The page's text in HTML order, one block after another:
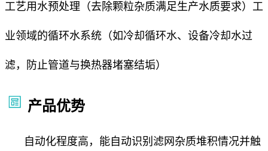
工艺用水预处理（去除颗粒杂质满足生产水质要求）工
业领域的循环水系统（如冷却循环水、设备冷却水过
滤，防止管道与换热器堵塞结垢）
产品优势
自动化程度高，能自动识别滤网杂质堆积情况并触